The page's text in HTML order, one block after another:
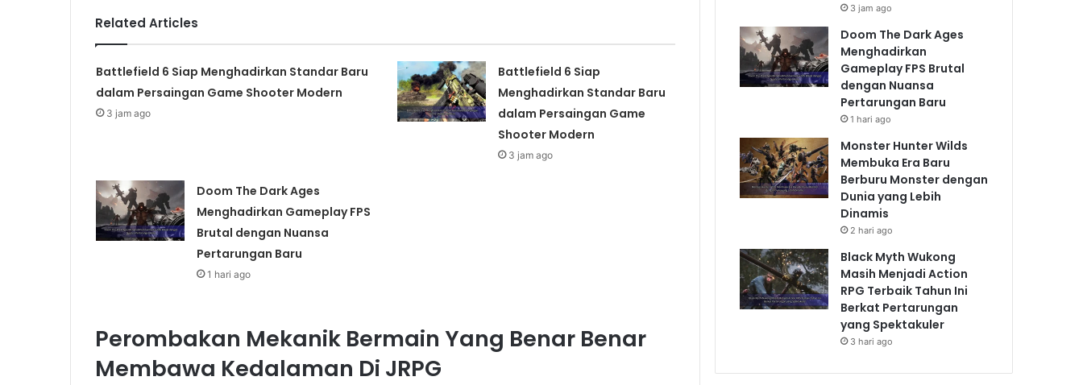
Related Articles
Battlefield 6 Siap Menghadirkan Standar Baru
dalam Persaingan Game Shooter Modern
3 jam ago
Battlefield 6 Siap
Menghadirkan Standar Baru
dalam Persaingan Game
Shooter Modern
3 jam ago
Doom The Dark Ages
Menghadirkan Gameplay FPS
Brutal dengan Nuansa
Pertarungan Baru
1 hari ago
Perombakan Mekanik Bermain Yang Benar Benar
Membawa Kedalaman Di JRPG
3 jam ago
Doom The Dark Ages
Menghadirkan
Gameplay FPS Brutal
dengan Nuansa
Pertarungan Baru
1 hari ago
Monster Hunter Wilds
Membuka Era Baru
Berburu Monster dengan
Dunia yang Lebih
Dinamis
2 hari ago
Black Myth Wukong
Masih Menjadi Action
RPG Terbaik Tahun Ini
Berkat Pertarungan
yang Spektakuler
3 hari ago